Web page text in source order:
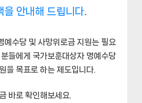
을 안내해 드립니다.
예수당 및 사망위로금 지원는 필요
들에게 국가보훈대상자 명예수당
을 목표로 하는 제도입니다.
바로 확인해보세요.